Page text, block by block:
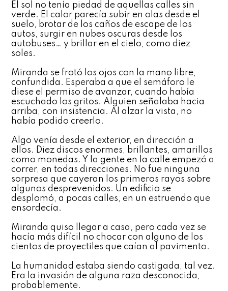
El sol no tenía piedad de aquellas calles sin
verde. El calor parecía subir en olas desde el
suelo, brotar de los caños de escape de los
autos, surgir en nubes oscuras desde los
autobuses… y brillar en el cielo, como diez
soles.
Miranda se frotó los ojos con la mano libre,
confundida. Esperaba a que el semáforo le
diese el permiso de avanzar, cuando había
escuchado los gritos. Alguien señalaba hacia
arriba, con insistencia. Al alzar la vista, no
había podido creerlo.
Algo venía desde el exterior, en dirección a
ellos. Diez discos enormes, brillantes, amarillos
como monedas. Y la gente en la calle empezó a
correr, en todas direcciones. No fue ninguna
sorpresa que cayeran los primeros rayos sobre
algunos desprevenidos. Un edificio se
desplomó, a pocas calles, en un estruendo que
ensordecía.
Miranda quiso llegar a casa, pero cada vez se
hacía más difícil no chocar con alguno de los
cientos de proyectiles que caían al pavimento.
La humanidad estaba siendo castigada, tal vez.
Era la invasión de alguna raza desconocida,
probablemente.